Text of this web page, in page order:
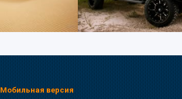
Мобильная версия